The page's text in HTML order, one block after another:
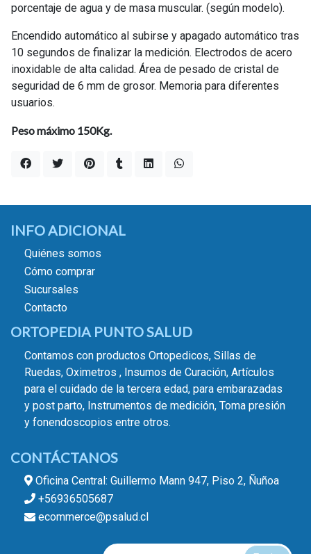
porcentaje de agua y de masa muscular. (según modelo).
Encendido automático al subirse y apagado automático tras
10 segundos de finalizar la medición. Electrodos de acero
inoxidable de alta calidad. Área de pesado de cristal de
seguridad de 6 mm de grosor. Memoria para diferentes
usuarios.
Peso máximo 150Kg.
INFO ADICIONAL
Quiénes somos
Cómo comprar
Sucursales
Contacto
ORTOPEDIA PUNTO SALUD
Contamos con productos Ortopedicos, Sillas de
Ruedas, Oximetros , Insumos de Curación, Artículos
para el cuidado de la tercera edad, para embarazadas
y post parto, Instrumentos de medición, Toma presión
y fonendoscopios entre otros.
CONTÁCTANOS
Oficina Central: Guillermo Mann 947, Piso 2, Ñuñoa
+56936505687
ecommerce@psalud.cl